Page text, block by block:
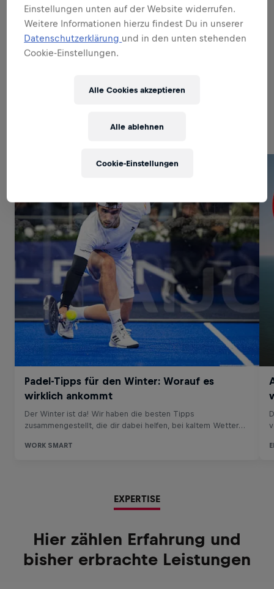
DEINE ROLLE ALS
VERTRIEBSEXPERT/IN
EXPERTISE
Hier zählen Erfahrung und
bisher erbrachte Leistungen
Einstellungen unten auf der Website widerrufen.
Weitere Informationen hierzu findest Du in unserer
Datenschutzerklärung und in den unten stehenden
Cookie-Einstellungen.
Alle ablehnen
Alle Cookies akzeptieren
Cookie-Einstellungen